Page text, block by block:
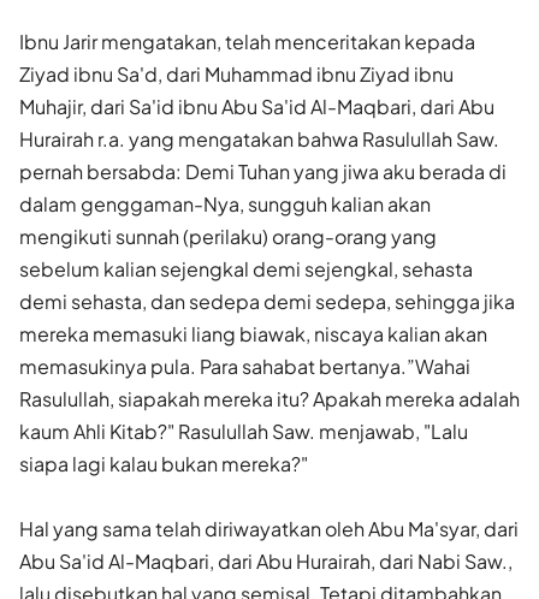
Ibnu Jarir mengatakan, telah menceritakan kepada
Ziyad ibnu Sa'd, dari Muhammad ibnu Ziyad ibnu
Muhajir, dari Sa'id ibnu Abu Sa'id Al-Maqbari, dari Abu
Hurairah r.a. yang mengatakan bahwa Rasulullah Saw.
pernah bersabda: Demi Tuhan yang jiwa aku berada di
dalam genggaman-Nya, sungguh kalian akan
mengikuti sunnah (perilaku) orang-orang yang
sebelum kalian sejengkal demi sejengkal, sehasta
demi sehasta, dan sedepa demi sedepa, sehingga jika
mereka memasuki liang biawak, niscaya kalian akan
memasukinya pula. Para sahabat bertanya.”Wahai
Rasulullah, siapakah mereka itu? Apakah mereka adalah
kaum Ahli Kitab?" Rasulullah Saw. menjawab, "Lalu
siapa lagi kalau bukan mereka?"
Hal yang sama telah diriwayatkan oleh Abu Ma'syar, dari
Abu Sa'id Al-Maqbari, dari Abu Hurairah, dari Nabi Saw.,
lalu disebutkan hal yang semisal. Tetapi ditambahkan